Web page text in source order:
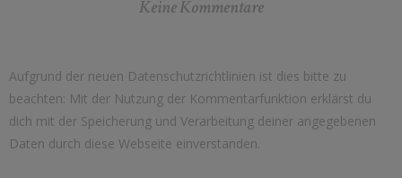
Keine Kommentare
Aufgrund der neuen Datenschutzrichtlinien ist dies bitte zu
beachten: Mit der Nutzung der Kommentarfunktion erklärst du
dich mit der Speicherung und Verarbeitung deiner angegebenen
Daten durch diese Webseite einverstanden.